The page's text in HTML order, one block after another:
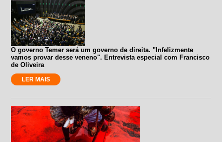
O governo Temer será um governo de direita. "Infelizmente
vamos provar desse veneno". Entrevista especial com Francisco
de Oliveira
LER MAIS